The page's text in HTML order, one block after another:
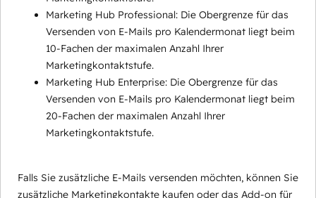
Marketing Hub Professional: Die Obergrenze für das
Versenden von E-Mails pro Kalendermonat liegt beim
10-Fachen der maximalen Anzahl Ihrer
Marketingkontaktstufe.
Marketing Hub Enterprise: Die Obergrenze für das
Versenden von E-Mails pro Kalendermonat liegt beim
20-Fachen der maximalen Anzahl Ihrer
Marketingkontaktstufe.
Falls Sie zusätzliche E-Mails versenden möchten, können Sie
zusätzliche Marketingkontakte kaufen oder das Add-on für